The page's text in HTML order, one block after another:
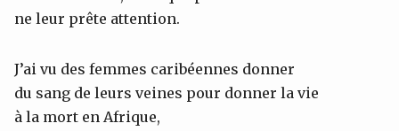
ne leur prête attention.
J’ai vu des femmes caribéennes donner
du sang de leurs veines pour donner la vie
à la mort en Afrique,